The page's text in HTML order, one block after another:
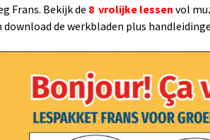
Frans. Bekijk de 8 vrolijke lessen vol
download de werkbladen plus